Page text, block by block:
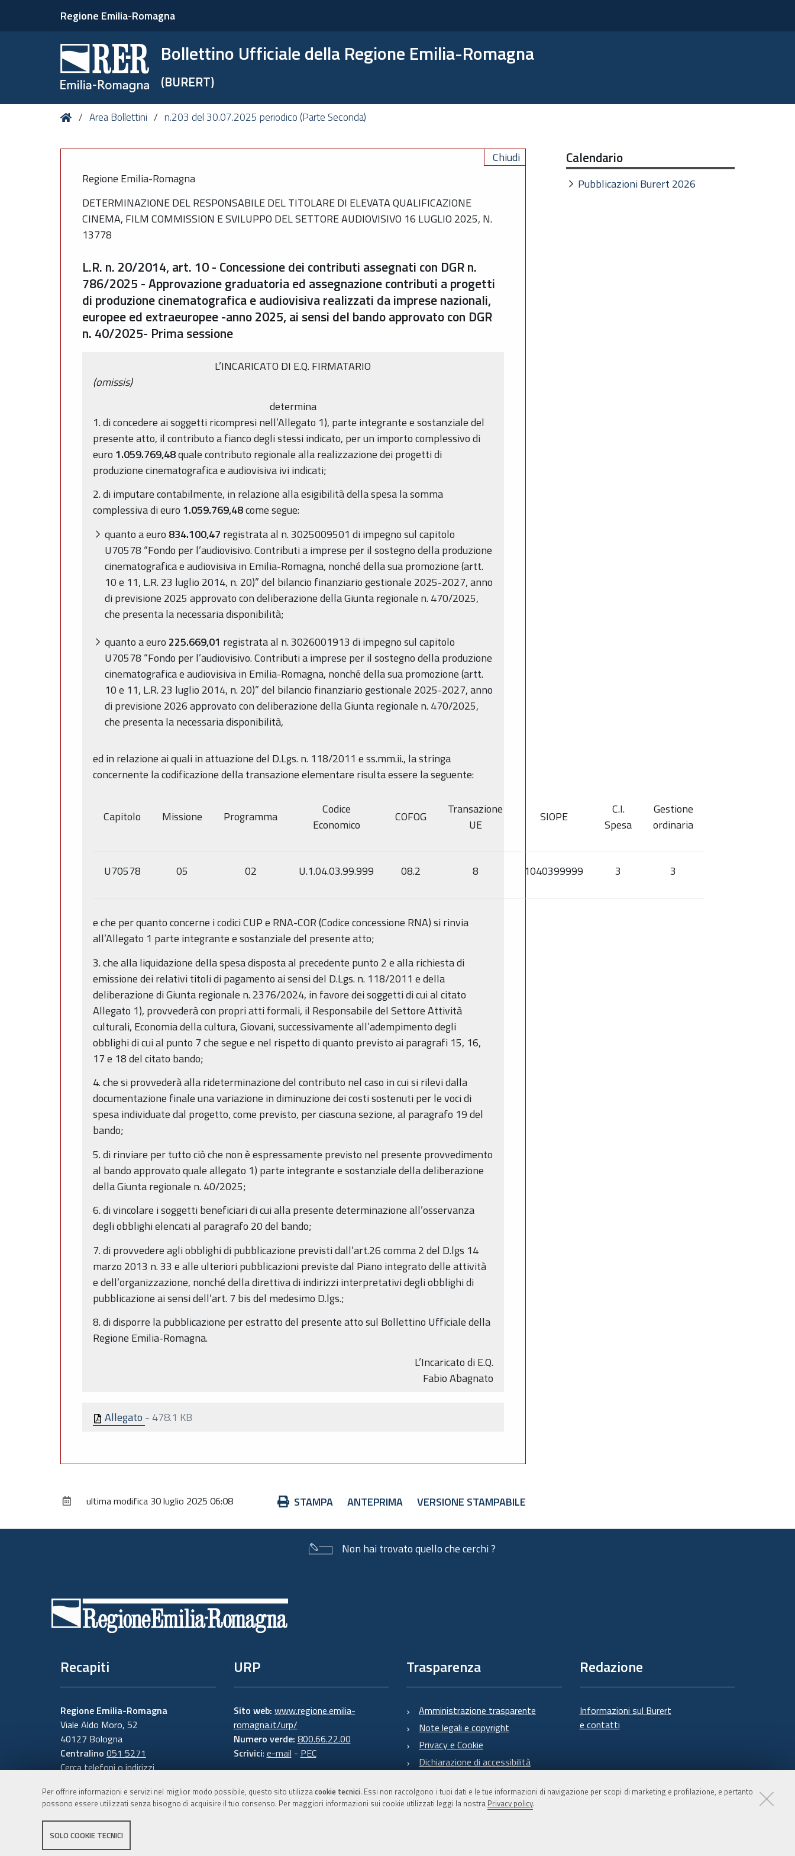
Per offrire informazioni e servizi nel miglior modo possibile, questo sito utilizzacookie tecnici. Essi non raccolgono i tuoi dati e le tue informazioni di navigazione per scopi di marketing e profilazione, e pertanto
possono essere utilizzati senza bisogno di acquisire il tuo consenso. Per maggiori informazioni sui cookie utilizzati leggi la nostra Privacy policy.
SOLO COOKIE TECNICI
Regione Emilia-Romagna
Bollettino Ufficiale della Regione Emilia-Romagna
(BURERT)
Tu HomeArea Bollettini n.203 del 30.07.2025 periodico (Parte Seconda)
Chiudi
Regione Emilia-Romagna
DETERMINAZIONE DEL RESPONSABILE DEL TITOLARE DI ELEVATA QUALIFICAZIONE
CINEMA, FILM COMMISSION E SVILUPPO DEL SETTORE AUDIOVISIVO 16 LUGLIO 2025, N.
13778
L.R. n. 20/2014, art. 10 - Concessione dei contributi assegnati con DGR n.
786/2025 - Approvazione graduatoria ed assegnazione contributi a progetti
di produzione cinematografica e audiovisiva realizzati da imprese nazionali,
europee ed extraeuropee -anno 2025, ai sensi del bando approvato con DGR
n. 40/2025- Prima sessione
L’INCARICATO DI E.Q. FIRMATARIO
(omissis)
determina
1. di concedere ai soggetti ricompresi nell’Allegato 1), parte integrante e sostanziale del
presente atto, il contributo a fianco degli stessi indicato, per un importo complessivo di
euro 1.059.769,48quale contributo regionale alla realizzazione dei progetti di
produzione cinematografica e audiovisiva ivi indicati;
2. di imputare contabilmente, in relazione alla esigibilità della spesa la somma
complessiva di euro 1.059.769,48come segue:
quanto a euro 834.100,47 registrata al n. 3025009501 di impegno sul capitolo
U70578 “Fondo per l’audiovisivo. Contributi a imprese per il sostegno della produzione
cinematografica e audiovisiva in Emilia-Romagna, nonché della sua promozione (artt.
10 e 11, L.R. 23 luglio 2014, n. 20)” del bilancio finanziario gestionale 2025-2027, anno
di previsione 2025 approvato con deliberazione della Giunta regionale n. 470/2025,
che presenta la necessaria disponibilità;
quanto a euro 225.669,01 registrata al n. 3026001913 di impegno sul capitolo
U70578 “Fondo per l’audiovisivo. Contributi a imprese per il sostegno della produzione
cinematografica e audiovisiva in Emilia-Romagna, nonché della sua promozione (artt.
10 e 11, L.R. 23 luglio 2014, n. 20)” del bilancio finanziario gestionale 2025-2027, anno
di previsione 2026 approvato con deliberazione della Giunta regionale n. 470/2025,
che presenta la necessaria disponibilità,
ed in relazione ai quali in attuazione del D.Lgs. n. 118/2011 e ss.mm.ii., la stringa
concernente la codificazione della transazione elementare risulta essere la seguente:
Capitolo Missione Programma
Codice
Economico
COFOG
Transazione
UE
SIOPE
C.I.
Spesa
Gestione
ordinaria
U70578 05 02 U.1.04.03.99.999 08.2 8 1040399999 3 3
e che per quanto concerne i codici CUP e RNA-COR (Codice concessione RNA) si rinvia
all’Allegato 1 parte integrante e sostanziale del presente atto;
3. che alla liquidazione della spesa disposta al precedente punto 2 e alla richiesta di
emissione dei relativi titoli di pagamento ai sensi del D.Lgs. n. 118/2011 e della
deliberazione di Giunta regionale n. 2376/2024, in favore dei soggetti di cui al citato
Allegato 1), provvederà con propri atti formali, il Responsabile del Settore Attività
culturali, Economia della cultura, Giovani, successivamente all’adempimento degli
obblighi di cui al punto 7 che segue e nel rispetto di quanto previsto ai paragrafi 15, 16,
17 e 18 del citato bando;
4. che si provvederà alla rideterminazione del contributo nel caso in cui si rilevi dalla
documentazione finale una variazione in diminuzione dei costi sostenuti per le voci di
spesa individuate dal progetto, come previsto, per ciascuna sezione, al paragrafo 19 del
bando;
5. di rinviare per tutto ciò che non è espressamente previsto nel presente provvedimento
al bando approvato quale allegato 1) parte integrante e sostanziale della deliberazione
della Giunta regionale n. 40/2025;
6. di vincolare i soggetti beneficiari di cui alla presente determinazione all’osservanza
degli obblighi elencati al paragrafo 20 del bando;
7. di provvedere agli obblighi di pubblicazione previsti dall’art.26 comma 2 del D.lgs 14
marzo 2013 n. 33 e alle ulteriori pubblicazioni previste dal Piano integrato delle attività
e dell’organizzazione, nonché della direttiva di indirizzi interpretativi degli obblighi di
pubblicazione ai sensi dell’art. 7 bis del medesimo D.lgs.;
8. di disporre la pubblicazione per estratto del presente atto sul Bollettino Ufficiale della
Regione Emilia-Romagna.
L’Incaricato di E.Q.
Fabio Abagnato
Allegato - 478.1 KB
Azioni
documento
STAMPA ANTEPRIMA VERSIONE STAMPABILE
ultima modifica 30 luglio 2025 06:08
Calendario
Pubblicazioni Burert 2026
Non hai trovato quello che cerchi ?
Recapiti
Regione Emilia-Romagna
Viale Aldo Moro, 52
40127 Bologna
Centralino 051 5271
Cerca telefoni o indirizzi
URP
Sito web: www.regione.emilia-
romagna.it/urp/
Numero verde: 800.66.22.00
Scrivici: e-mail - PEC
Trasparenza
Amministrazione trasparente
Note legali e copyright
Privacy e Cookie
Dichiarazione di accessibilità
Redazione
Informazioni sul Burert
e contatti